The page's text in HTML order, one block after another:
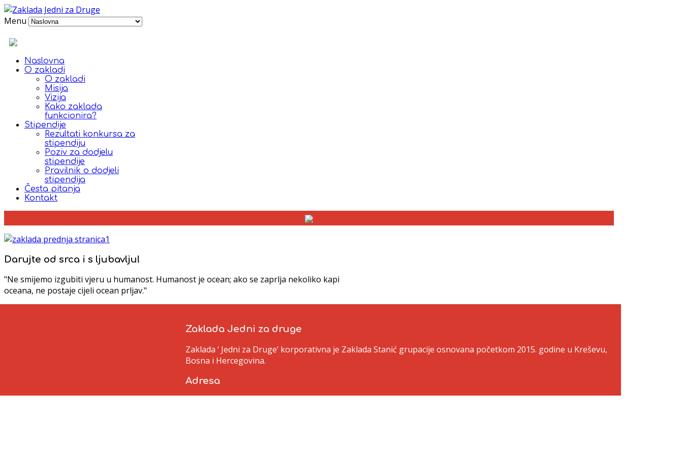
Menu
Naslovna
O zakladi
O zakladi
Misija
Vizija
Kako zaklada
funkcionira?
Stipendije
Rezultati konkursa za
stipendiju
Poziv za dodjelu
stipendije
Pravilnik o dodjeli
stipendija
Česta pitanja
Kontakt
Darujte od srca i s ljubavlju!
"Ne smijemo izgubiti vjeru u humanost. Humanost je ocean; ako se zaprlja nekoliko kapi
oceana, ne postaje cijeli ocean prljav."
Zaklada Jedni za druge
Zaklada ‘ Jedni za Druge’ korporativna je Zaklada Stanić grupacije osnovana početkom 2015. godine u Kreševu,
Bosna i Hercegovina.
Adresa